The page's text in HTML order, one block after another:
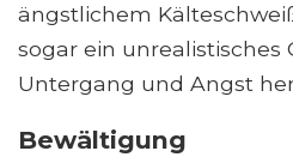
ängstlichem
sogar ein unrealistisches
Untergang und Angst
Bewältigung